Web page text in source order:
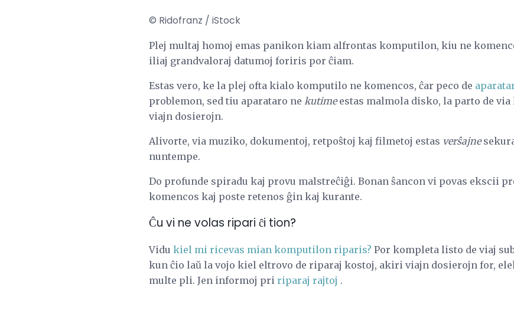
© Ridofranz / iStock
Plej multaj homoj emas panikon kiam alfrontas komputilon, kiu ne
iliaj grandvaloraj datumoj foriris por ĉiam.
Estas vero, ke la plej ofta kialo komputilo ne komencos, ĉar peco de
problemon, sed tiu aparataro ne kutimeestas malmola disko, la parto de
viajn dosierojn.
Alivorte, via muziko, dokumentoj, retpoŝtoj kaj filmetoj estas verŝajne
nuntempe.
Do profunde spiradu kaj provu malstreĉiĝi. Bonan ŝancon vi povas ekscii
komencos kaj poste retenos ĝin kaj kurante.
Ĉu vi ne volas ripari ĉi tion?
Vidu kiel mi ricevas mian komputilon riparis? Por kompleta listo de viaj
kun ĉio laŭ la vojo kiel eltrovo de riparaj kostoj, akiri viajn dosierojn for,
multe pli. Jen informoj pri riparaj rajtoj .